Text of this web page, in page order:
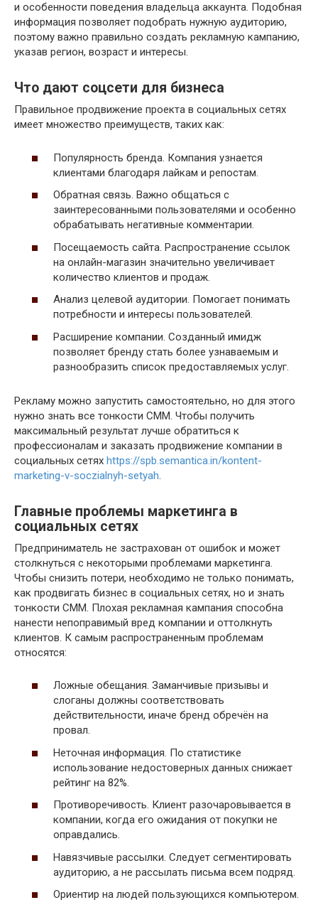
и особенности поведения владельца аккаунта. Подобная
информация позволяет подобрать нужную аудиторию,
поэтому важно правильно создать рекламную кампанию,
указав регион, возраст и интересы.
Что дают соцсети для бизнеса
Правильное продвижение проекта в социальных сетях
имеет множество преимуществ, таких как:
Популярность бренда. Компания узнается
клиентами благодаря лайкам и репостам.
Обратная связь. Важно общаться с
заинтересованными пользователями и особенно
обрабатывать негативные комментарии.
Посещаемость сайта. Распространение ссылок
на онлайн-магазин значительно увеличивает
количество клиентов и продаж.
Анализ целевой аудитории. Помогает понимать
потребности и интересы пользователей.
Расширение компании. Созданный имидж
позволяет бренду стать более узнаваемым и
разнообразить список предоставляемых услуг.
Рекламу можно запустить самостоятельно, но для этого
нужно знать все тонкости СММ. Чтобы получить
максимальный результат лучше обратиться к
профессионалам и заказать продвижение компании в
социальных сетях https://spb.semantica.in/kontent-
marketing-v-soczialnyh-setyah.
Главные проблемы маркетинга в
социальных сетях
Предприниматель не застрахован от ошибок и может
столкнуться с некоторыми проблемами маркетинга.
Чтобы снизить потери, необходимо не только понимать,
как продвигать бизнес в социальных сетях, но и знать
тонкости СММ. Плохая рекламная кампания способна
нанести непоправимый вред компании и оттолкнуть
клиентов. К самым распространенным проблемам
относятся:
Ложные обещания. Заманчивые призывы и
слоганы должны соответствовать
действительности, иначе бренд обречён на
провал.
Неточная информация. По статистике
использование недостоверных данных снижает
рейтинг на 82%.
Противоречивость. Клиент разочаровывается в
компании, когда его ожидания от покупки не
оправдались.
Навязчивые рассылки. Следует сегментировать
аудиторию, а не рассылать письма всем подряд.
Ориентир на людей пользующихся компьютером.